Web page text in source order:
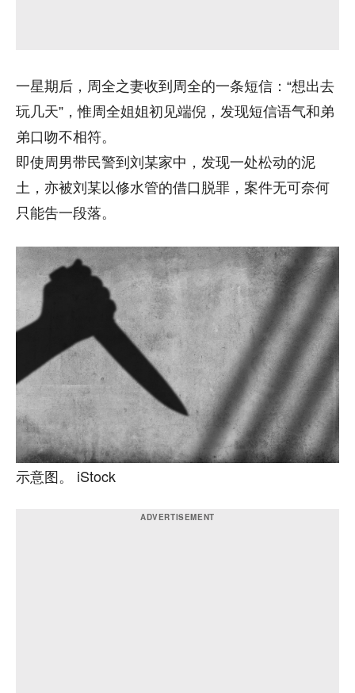
一星期后，周全之妻收到周全的一条短信：“想出去
玩几天”，惟周全姐姐初见端倪，发现短信语气和弟
弟口吻不相符。
即使周男带民警到刘某家中，发现一处松动的泥
土，亦被刘某以修水管的借口脱罪，案件无可奈何
只能吿一段落。
示意图。 iStock